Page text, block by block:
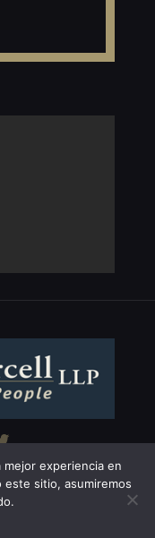
All Rights
mejor experiencia en
sitio, asumiremos